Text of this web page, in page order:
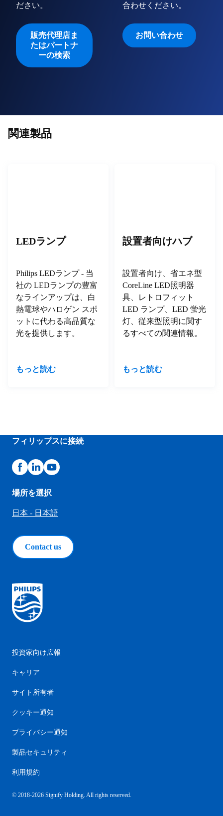
ださい。
販売代理店ま
たはパートナ
ーの検索
合わせください。
お問い合わせ
関連製品
LEDランプ
Philips LEDランプ - 当
社の LEDランプの豊富
なラインアップは、白
熱電球やハロゲン スポ
ットに代わる高品質な
光を提供します。
もっと読む
設置者向けハブ
設置者向け、省エネ型
CoreLine LED照明器
具、レトロフィット
LED ランプ、LED 蛍光
灯、従来型照明に関す
るすべての関連情報。
もっと読む
フィリップスに接続
場所を選択
日本 - 日本語
Contact us
投資家向け広報
キャリア
サイト所有者
クッキー通知
プライバシー通知
製品セキュリティ
利用規約
© 2018-2026 Signify Holding. All rights reserved.